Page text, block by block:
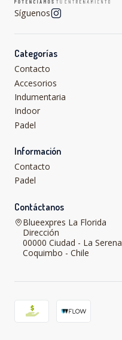
Síguenos
Categorías
Contacto
Accesorios
Indumentaria
Indoor
Padel
Información
Contacto
Padel
Contáctanos
Blueexpres La Florida
Dirección
00000 Ciudad - La Serena
Coquimbo - Chile